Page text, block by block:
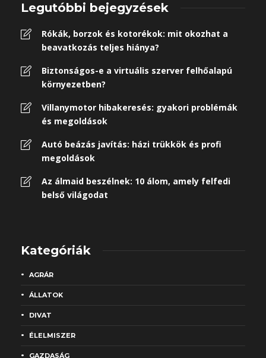
Legutóbbi bejegyzések
Rókák, borzok és kotorékok: mit okozhat a
beavatkozás teljes hiánya?
Biztonságos-e a virtuális szerver felhőalapú
környezetben?
Villanymotor hibakeresés: gyakori problémák
és megoldások
Autó beázás javítás: házi trükkök és profi
megoldások
Az álmaid beszélnek: 10 álom, amely felfedi
belső világodat
Kategóriák
AGRÁR
ÁLLATOK
DIVAT
ÉLELMISZER
GAZDASÁG